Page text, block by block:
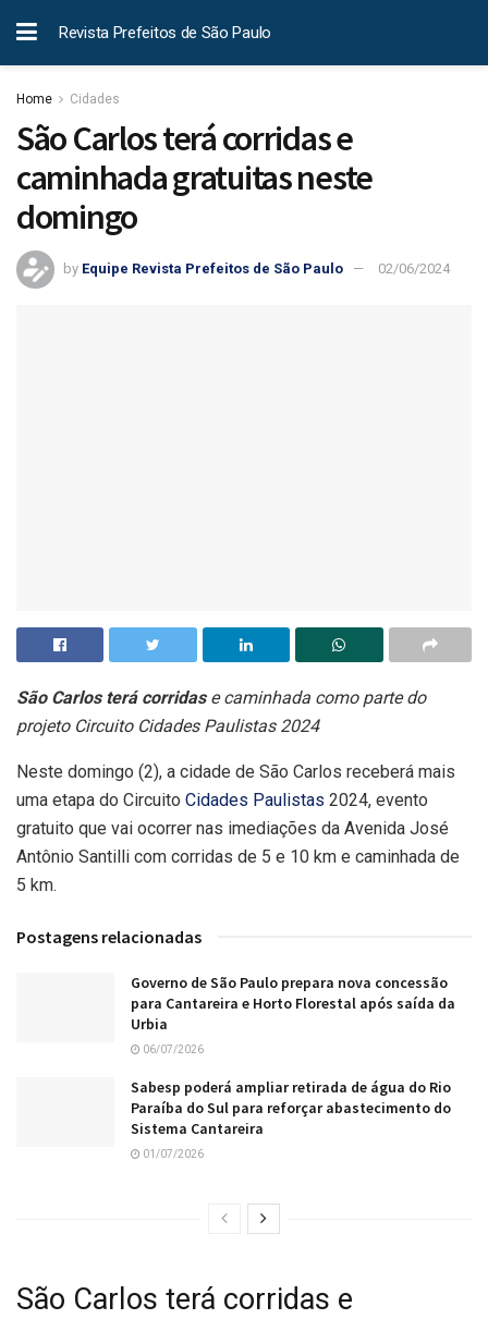
Revista Prefeitos de São Paulo
Home Cidades
São Carlos terá corridas e
caminhada gratuitas neste
domingo
by Equipe Revista Prefeitos de São Paulo 02/06/2024
São Carlos terá corridase caminhada como parte do
projeto Circuito Cidades Paulistas 2024
Neste domingo (2), a cidade de São Carlos receberá mais
uma etapa do Circuito Cidades Paulistas 2024, evento
gratuito que vai ocorrer nas imediações da Avenida José
Antônio Santilli com corridas de 5 e 10 km e caminhada de
5 km.
Postagens relacionadas
Governo de São Paulo prepara nova concessão
para Cantareira e Horto Florestal após saída da
Urbia
06/07/2026
Sabesp poderá ampliar retirada de água do Rio
Paraíba do Sul para reforçar abastecimento do
Sistema Cantareira
01/07/2026
São Carlos terá corridas e